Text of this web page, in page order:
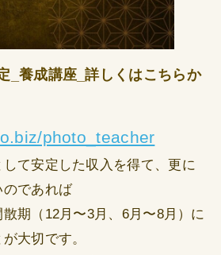
_養成講座_詳しくはこちらか
photo_teacher
て安定した収入を得て、更に
であれば
期（12月〜3月、6月〜8月）に
大切です。